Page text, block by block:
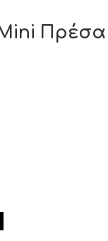
Mini Πρέσα